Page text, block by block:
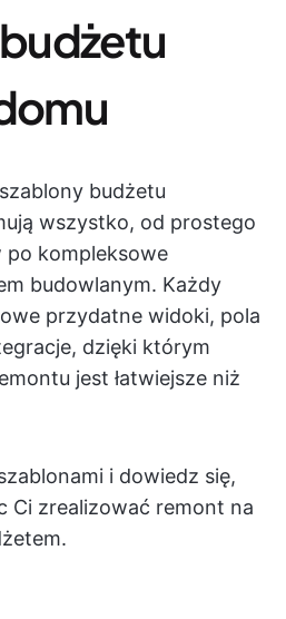
budżetu
wszystko, od prostego
po kompleksowe
budowlanym. Każdy
przydatne widoki, pola
dzięki którym
jest łatwiejsze niż
i dowiedz się,
Ci zrealizować remont na